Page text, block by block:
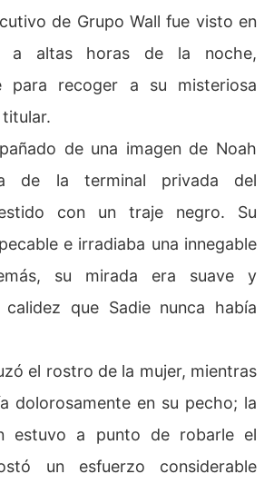
de Grupo Wall fue visto en
a altas horas de la noche,
para recoger a su misteriosa
de una imagen de Noah
de la terminal privada del
con un traje negro. Su
e irradiaba una innegable
su mirada era suave y
que Sadie nunca había
el rostro de la mujer, mientras
dolorosamente en su pecho; la
estuvo a punto de robarle el
un esfuerzo considerable